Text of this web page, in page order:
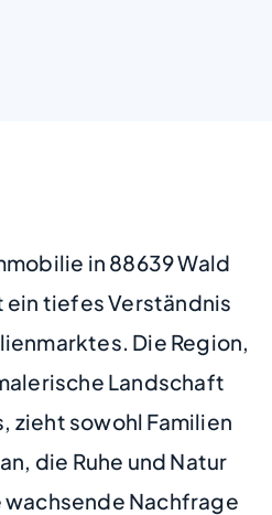
in 88639 Wald
tiefes Verständnis
Die Region,
Landschaft
zieht sowohl Familien
die Ruhe und Natur
wachsende Nachfrage